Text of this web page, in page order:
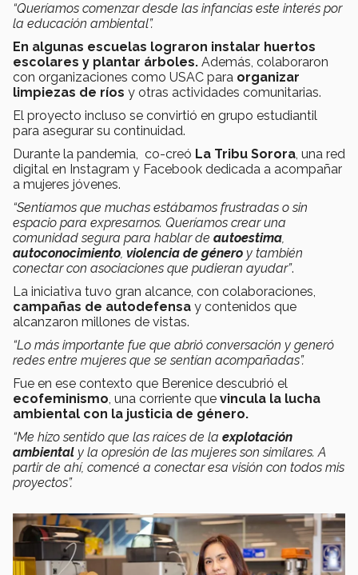
“Queríamos comenzar desde las infancias este interés por
la educación ambiental”.
En algunas escuelas lograron instalar huertos
escolares y plantar árboles. Además, colaboraron
con organizaciones como USAC para organizar
limpiezas de ríos y otras actividades comunitarias.
El proyecto incluso se convirtió en grupo estudiantil
para asegurar su continuidad.
Durante la pandemia, co-creó La Tribu Sorora, una red
digital en Instagram y Facebook dedicada a acompañar
a mujeres jóvenes.
“Sentíamos que muchas estábamos frustradas o sin
espacio para expresarnos. Queríamos crear una
comunidad segura para hablar de autoestima,
autoconocimiento, violencia de género y también
conectar con asociaciones que pudieran ayudar”.
La iniciativa tuvo gran alcance, con colaboraciones,
campañas de autodefensa y contenidos que
alcanzaron millones de vistas.
“Lo más importante fue que abrió conversación y generó
redes entre mujeres que se sentían acompañadas”.
Fue en ese contexto que Berenice descubrió el
ecofeminismo, una corriente que vincula la lucha
ambiental con la justicia de género.
“Me hizo sentido que las raíces de la explotación
ambiental y la opresión de las mujeres son similares. A
partir de ahí, comencé a conectar esa visión con todos mis
proyectos”.